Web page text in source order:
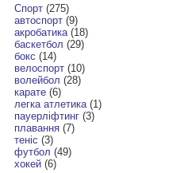
Спорт(275)
автоспорт(9)
акробатика(18)
баскетбол (29)
бокс (14)
велоспорт(10)
волейбол (28)
карате(6)
легка атлетика(1)
пауерліфтинг(3)
плавання(7)
теніс (3)
футбол (49)
хокей(6)